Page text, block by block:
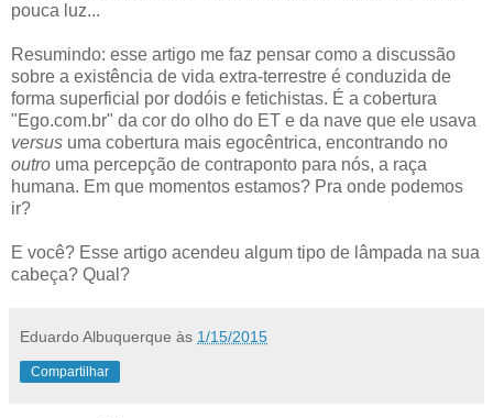
pouca luz...
Resumindo: esse artigo me faz pensar como a discussão
sobre a existência de vida extra-terrestre é conduzida de
forma superficial por dodóis e fetichistas. É a cobertura
"Ego.com.br" da cor do olho do ET e da nave que ele usava
versus uma cobertura mais egocêntrica, encontrando no
outro uma percepção de contraponto para nós, a raça
humana. Em que momentos estamos? Pra onde podemos
ir?
E você? Esse artigo acendeu algum tipo de lâmpada na sua
cabeça? Qual?
Eduardo Albuquerque às 1/15/2015
Compartilhar